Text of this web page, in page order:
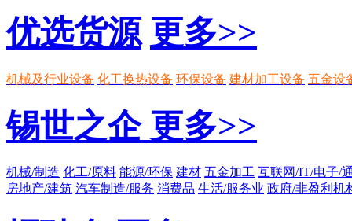
优选货源 更多>>
机械及行业设备 化工换热设备 环保设备 建材加工设备 五金设
锡世之企 更多>>
机械/制造 化工/原料 能源/环保 建材 五金加工 互联网/IT/电子/
房地产/建筑 汽车制造/服务 消费品 生活/服务业 政府/非盈利机